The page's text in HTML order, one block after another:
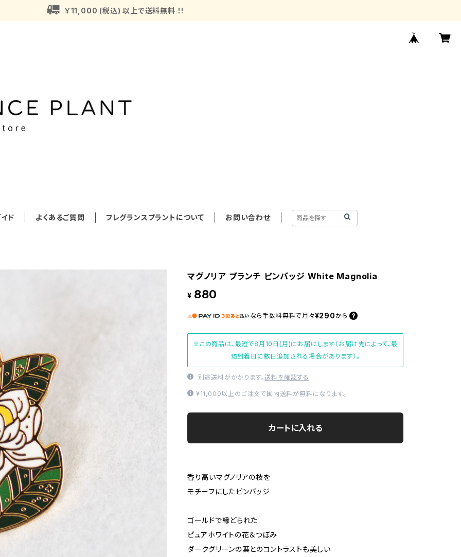
￥11,000 (税込) 以上で送料無料 ！!
ド よくあるご質問 フレグランスプラントについて お問い合わせ
マグノリア ブランチ ピンバッジ White Magnolia
¥ 880
なら 手数料無料で 月々¥290 から
※この商品は、最短で8月10日(月)にお届けします（お届け先によって、最
短到着日に数日追加される場合があります）。
別途送料がかかります。送料を確認する
¥11,000以上のご注文で国内送料が無料になります。
カートに入れる
香り高いマグノリアの枝を
モチーフにしたピンバッジ
ゴールドで縁どられた
ピュアホワイトの花＆つぼみ
ダークグリーンの葉とのコントラストも美しい